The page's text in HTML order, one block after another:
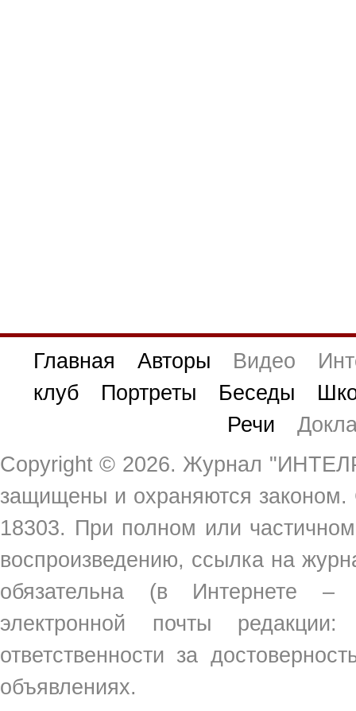
Главная Авторы Видео
клуб
Портреты Беседы
Речи
Copyright © 2026. Журнал
защищены и охраняются
18303. При полном или
воспроизведению, ссылка на
обязательна (в Интернете
электронной почты
ответственности за
объявлениях.